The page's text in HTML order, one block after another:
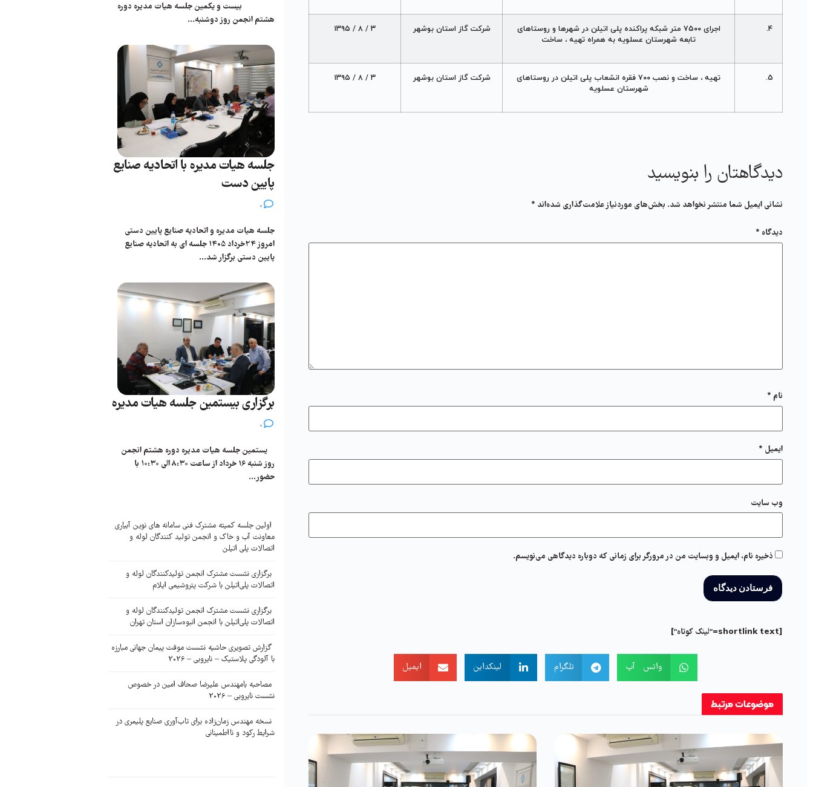
4.
اجرای ۷۵۰۰ متر شبکه پراکنده پلی اتيلن در شهرها و روستاهای
تابعه شهرستان عسلويه به همراه تهيه ، ساخت
شرکت گاز استان بوشهر ۳ / ۸ / ۱۳۹۵
5.
تهيه ، ساخت و نصب ۷۰۰ فقره انشعاب پلی اتيلن در روستاهای
شهرستان عسلويه
شرکت گاز استان بوشهر ۳ / ۸ / ۱۳۹۵
دیدگاهتان را بنویسید
نشانی ایمیل شما منتشر نخواهد شد. بخش‌های موردنیاز علامت‌گذاری شده‌اند *
دیدگاه *
نام *
ایمیل *
وب‌ سایت
ذخیره نام، ایمیل و وبسایت من در مرورگر برای زمانی که دوباره دیدگاهی می‌نویسم.
[shortlink text="لینک کوتاه"]
واتس آپ تلگرام لینکداین ایمیل
موضوعاتمرتبط
بیست و یکمین جلسه هیات مدیره دوره
هشتم انجمن روز دوشنبه...
جلسه هیات مدیره با اتحادیه صنایع
پایین دست
جلسه هیات مدیره و اتحادیه صنایع پایین دستی
امروز 24خرداد 1405 جلسه ای به اتحادیه صنایع
پایین دستی برگزار شد...
برگزاری بیستمین جلسه هیات مدیره
یستمین جلسه هیات مدیره دوره هشتم انجمن
روز شنبه 16 خرداد از ساعت ۸:۳۰ الی ۱۰:۳۰ با
حضور...
اولین جلسه کمیته مشترک فنی سامانه های نوین آبیاری
معاونت آب و خاک و انجمن تولید کنندگان لوله و
اتصالات پلی اتیلن
برگزاری نشست مشترک انجمن تولیدکنندگان لوله و
اتصالات پلی‌اتیلن با شرکت پتروشیمی ایلام
برگزاری نشست مشترک انجمن تولیدکنندگان لوله و
اتصالات پلی‌اتیلن با انجمن انبوه‌سازان استان تهران
گزارش تصویری حاشیه نشست موقت پیمان جهانی مبارزه
با آلودگی پلاستیک – نایروبی – 2026
مصاحبه بامهندس علیرضا صحاف امین در خصوص
نشست نایروبی – 2026
نسخه مهندس زمان‌زاده برای تاب‌آوری صنایع پلیمری در
شرایط رکود و نااطمینانی